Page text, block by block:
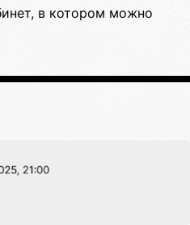
в котором можно